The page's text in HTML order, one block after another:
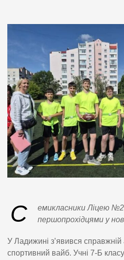
С
емикласники Ліцею
першопрохідцями у
У Ладижині з’явився
спортивний вайб. Учні 7-Б